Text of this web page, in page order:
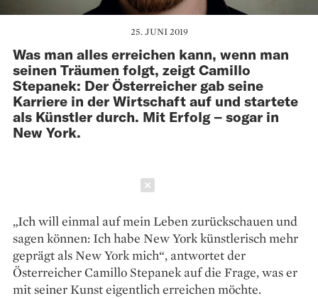
25. JUNI 2019
Was man alles erreichen kann, wenn man
seinen Träumen folgt, zeigt Camillo
Stepanek: Der Österreicher gab seine
Karriere in der Wirtschaft auf und startete
als Künstler durch. Mit Erfolg – sogar in
New York.
„Ich will einmal auf mein Leben zurückschauen und
sagen können: Ich habe New York künstlerisch mehr
geprägt als New York mich“, ­antwortet der
Österreicher ­Camillo Stepanek auf die Frage, was er
mit seiner Kunst eigentlich erreichen möchte.